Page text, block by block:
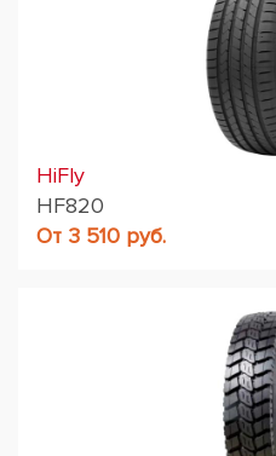
HiFly
HF820
От 3 510 руб.